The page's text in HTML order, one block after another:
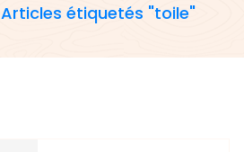
Articles étiquetés "toile"